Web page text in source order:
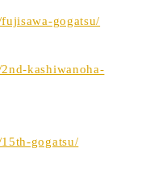
gogatsu/
kashiwanoha-
gogatsu/